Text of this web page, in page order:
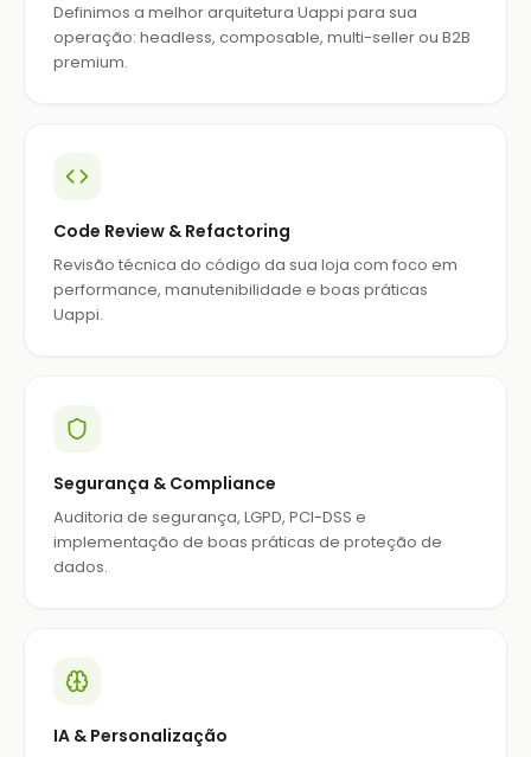
Definimos a melhor arquitetura Uappi para sua
operação: headless, composable, multi-seller ou B2B
premium.
Code Review & Refactoring
Revisão técnica do código da sua loja com foco em
performance, manutenibilidade e boas práticas
Uappi.
Segurança & Compliance
Auditoria de segurança, LGPD, PCI-DSS e
implementação de boas práticas de proteção de
dados.
IA & Personalização